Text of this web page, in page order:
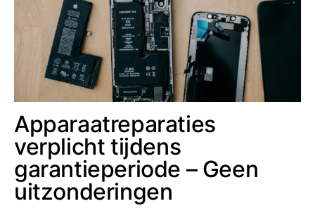
Apparaatreparaties
verplicht tijdens
garantieperiode – Geen
uitzonderingen